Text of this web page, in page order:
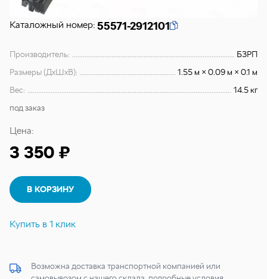
Каталожный номер: 55571-2912101
Производитель:
БЗРП
Размеры (ДхШхВ):
1.55 м × 0.09 м × 0.1 м
Вес:
14.5 кг
под заказ
Цена:
3 350 ₽
В КОРЗИНУ
Купить в 1 клик
Возможна доставка транспортной компанией или